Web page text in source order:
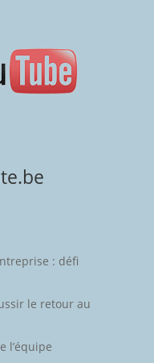
: défi
le retour au
l’équipe